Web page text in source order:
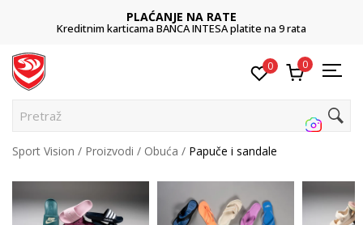
POZOVITE NAS
011 422 1422
0 0
Pretraži sajt.
Sport Vision Proizvodi Obuća Papuče i sandale